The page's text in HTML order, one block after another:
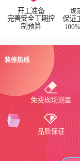
开工准备
完善安全工期控
制预算
规
保证
装修热线
免费现场测量
品质保证